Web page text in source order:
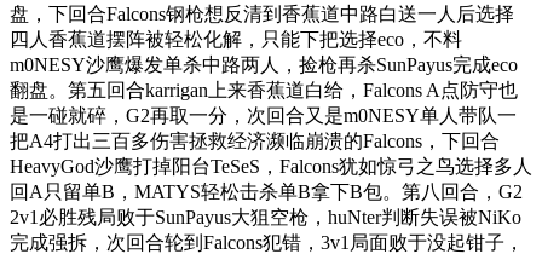
盘，下回合Falcons钢枪想反清到香蕉道中路白送一人后选择
四人香蕉道摆阵被轻松化解，只能下把选择eco，不料
m0NESY沙鹰爆发单杀中路两人，捡枪再杀SunPayus完成eco
翻盘。第五回合karrigan上来香蕉道白给，Falcons A点防守也
是一碰就碎，G2再取一分，次回合又是m0NESY单人带队一
把A4打出三百多伤害拯救经济濒临崩溃的Falcons，下回合
HeavyGod沙鹰打掉阳台TeSeS，Falcons犹如惊弓之鸟选择多人
回A只留单B，MATYS轻松击杀单B拿下B包。第八回合，G2
2v1必胜残局败于SunPayus大狙空枪，huNter判断失误被NiKo
完成强拆，次回合轮到Falcons犯错，3v1局面败于没起钳子，